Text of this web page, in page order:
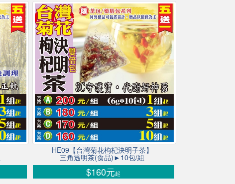
HE09【台灣菊花枸杞決明子茶】
三角透明茶(食品)►10包/組
$160元起